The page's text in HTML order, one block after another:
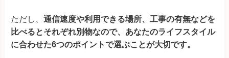
ただし、 通信速度や利用できる場所、工事の有無などを
比べるとそれぞれ別物なので、あなたのライフスタイル
に合わせた6つのポイントで選ぶことが大切です。